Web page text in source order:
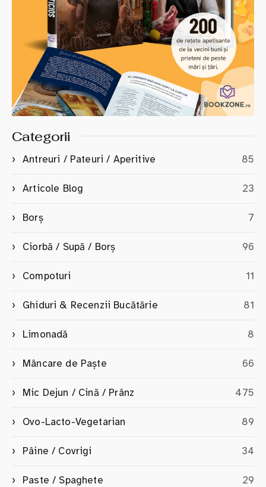
Categorii
Antreuri / Pateuri / Aperitive 85
Articole Blog 23
Borș 7
Ciorbă / Supă / Borș 96
Compoturi 11
Ghiduri & Recenzii Bucătărie 81
Limonadă 8
Mâncare de Paște 66
Mic Dejun / Cină / Prânz 475
Ovo-Lacto-Vegetarian 89
Pâine / Covrigi 34
Paste / Spaghete 29